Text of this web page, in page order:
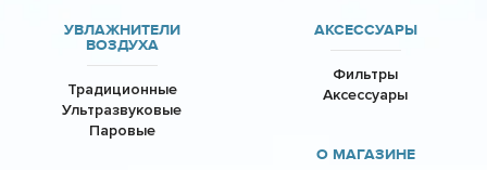
УВЛАЖНИТЕЛИ
ВОЗДУХА
Традиционные
Ультразвуковые
Паровые
АКСЕССУАРЫ
Фильтры
Аксессуары
О МАГАЗИНЕ